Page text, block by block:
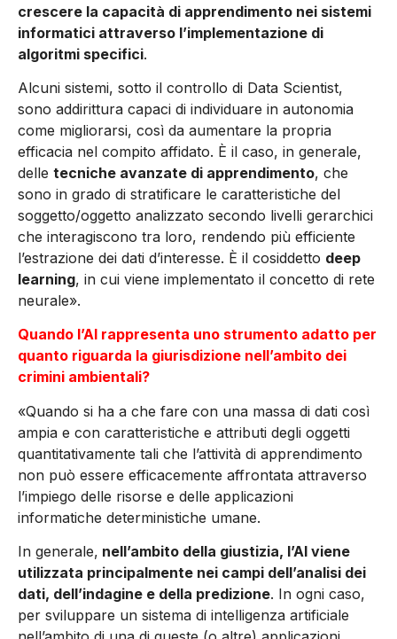
crescere la capacità di apprendimento nei sistemi
informatici attra­verso l’implementazione di
algoritmi specifici.
Alcuni sistemi, sotto il controllo di Data Scien­tist,
sono addirittura capaci di individuare in autonomia
come migliorarsi, così da aumenta­re la propria
efficacia nel compito affidato. È il caso, in generale,
delle tecniche avanzate di ap­prendimento, che
sono in grado di stratificare le caratteristiche del
soggetto/oggetto analizzato secondo livelli gerarchici
che interagiscono tra loro, rendendo più efficiente
l’estrazione dei dati d’interesse. È il cosiddetto deep
learning, in cui viene implementato il concetto di rete
neurale».
Quando l’AI rappresenta uno strumento adatto per
quanto riguarda la giurisdizione nell’ambito dei
crimini ambientali?
«Quando si ha a che fare con una massa di dati così
ampia e con caratteristiche e attributi degli oggetti
quantitativamente tali che l’attività di apprendimento
non può essere efficacemente affrontata attraverso
l’impiego delle risorse e delle applicazioni
informatiche deterministiche umane.
In generale, nell’ambito della giustizia, l’AI viene
utilizzata principalmente nei campi dell’analisi dei
dati, dell’indagine e della predizione. In ogni caso,
per sviluppare un sistema di intelligenza artificiale